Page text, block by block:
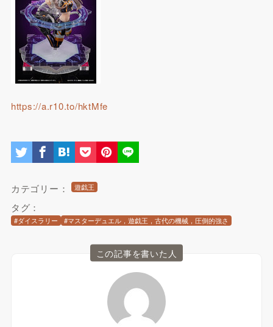
https://a.r10.to/hktMfe
カテゴリー： 遊戯王
タグ：
#ダイスラリー #マスターデュエル，遊戯王，古代の機械，圧倒的強さ
この記事を書いた人